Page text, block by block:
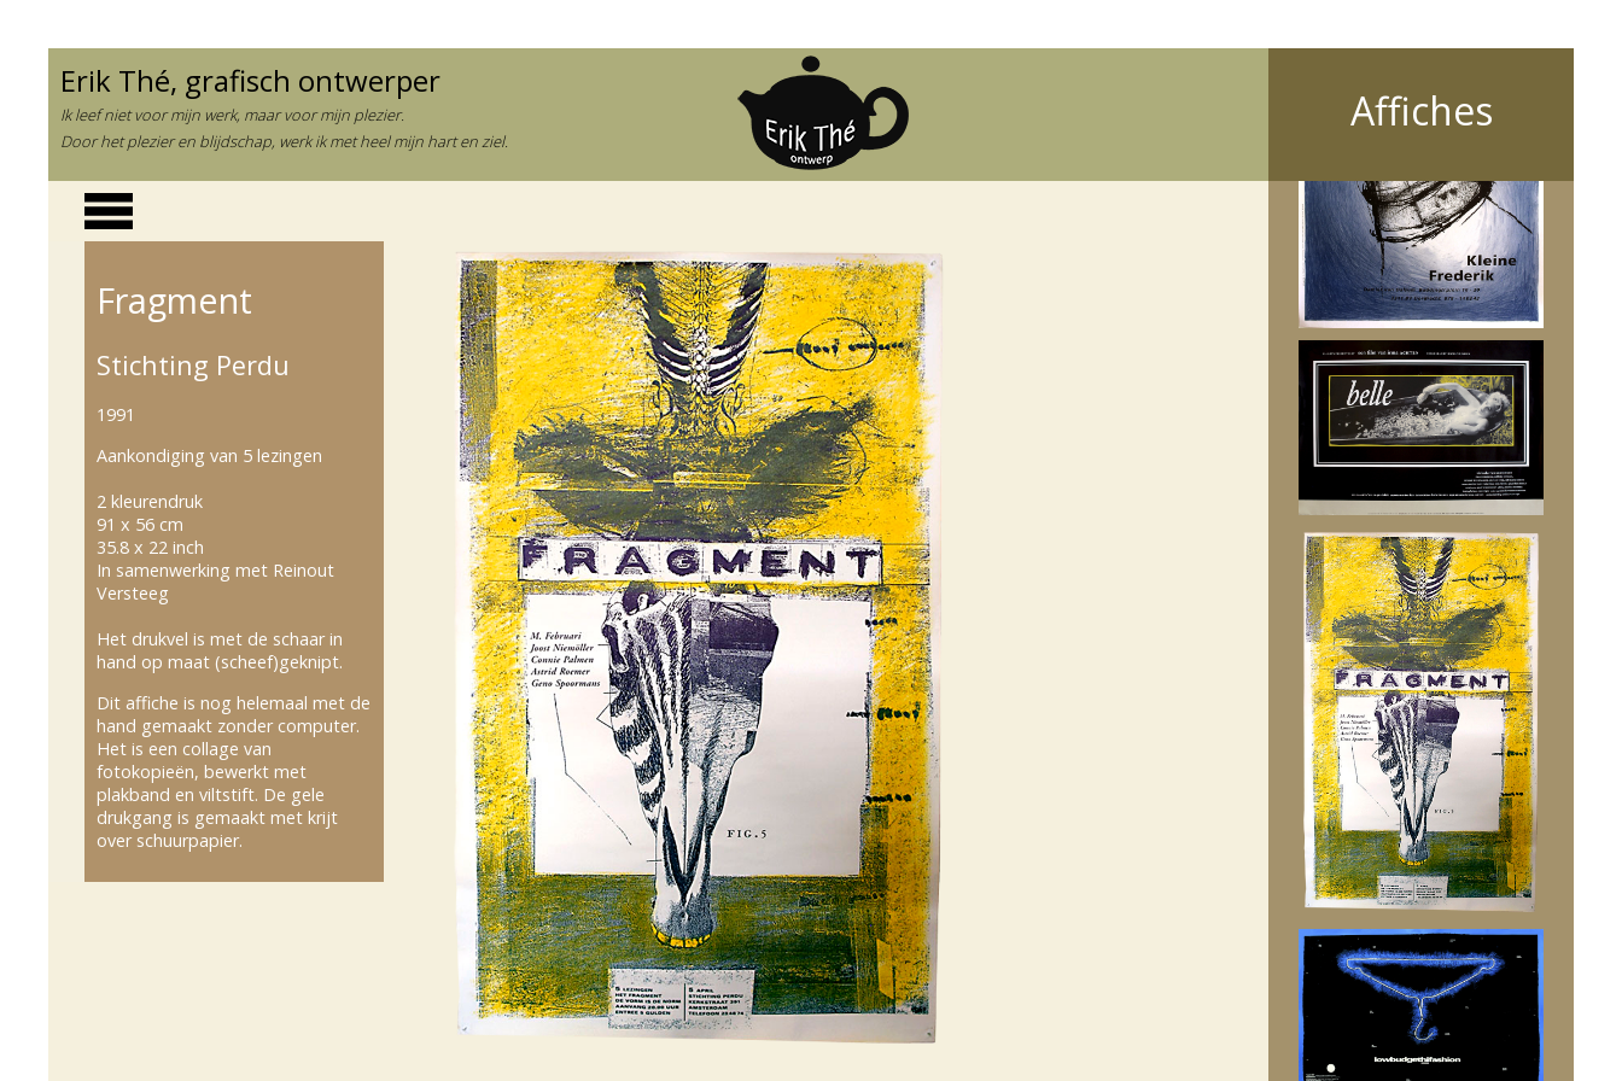
Fragment
Stichting Perdu
1991
Aankondiging van 5 lezingen
2 kleurendruk
91 x 56 cm
35.8 x 22 inch
In samenwerking met Reinout
Versteeg
Het drukvel is met de schaar in
hand op maat (scheef)geknipt.
Dit affiche is nog helemaal met de
hand gemaakt zonder computer.
Het is een collage van
fotokopieën, bewerkt met
plakband en viltstift. De gele
drukgang is gemaakt met krijt
over schuurpapier.
Erik Thé, grafisch ontwerper
Ik leef niet voor mijn werk, maar voor mijn plezier.
Door het plezier en blijdschap, werk ik met heel mijn hart en ziel.
Affiches